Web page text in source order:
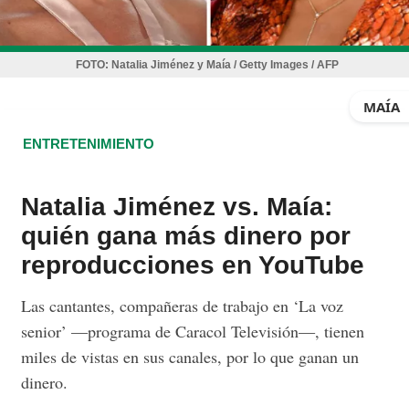
FOTO: Natalia Jiménez y Maía / Getty Images / AFP
MAÍA
ENTRETENIMIENTO
Natalia Jiménez vs. Maía:
quién gana más dinero por
reproducciones en YouTube
Las cantantes, compañeras de trabajo en ‘La voz
senior’ —programa de Caracol Televisión—, tienen
miles de vistas en sus canales, por lo que ganan un
dinero.